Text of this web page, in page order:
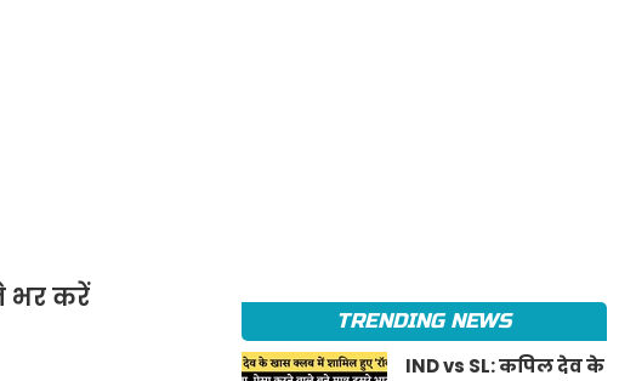
भर करें
TRENDING NEWS
IND vs SL: कपिल देव के